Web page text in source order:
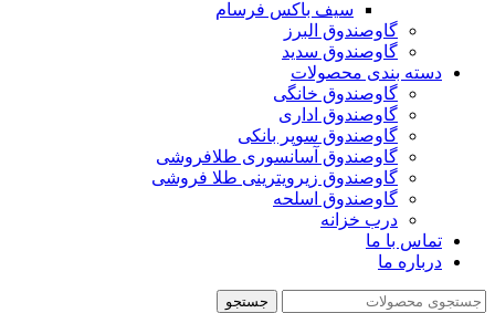
سیف باکس فرسام
گاوصندوق البرز
گاوصندوق سدید
دسته بندی محصولات
گاوصندوق خانگی
گاوصندوق اداری
گاوصندوق سوپر بانکی
گاوصندوق آسانسوری طلافروشی
گاوصندوق زیرویترینی طلا فروشی
گاوصندوق اسلحه
درب خزانه
تماس با ما
درباره ما
جستجو